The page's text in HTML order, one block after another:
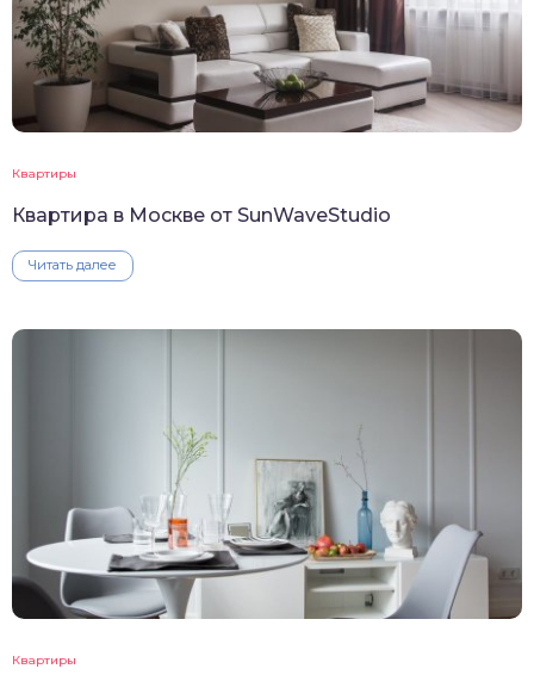
Квартиры
Квартира в Москве от SunWaveStudio
Читать далее
Квартиры